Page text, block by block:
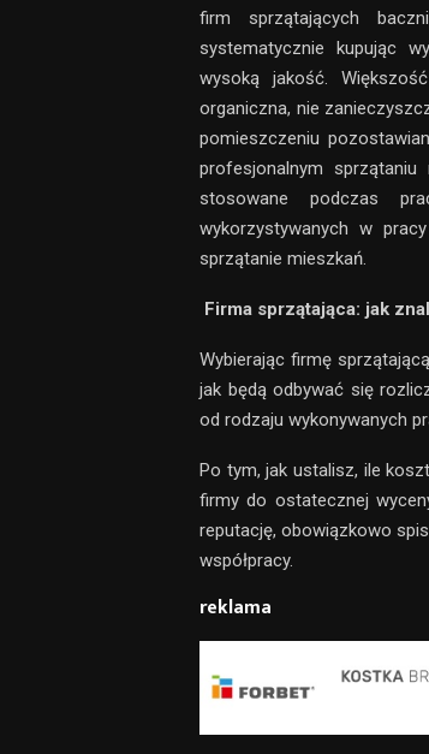
firm sprzątających
systematycznie kupując
wysoką jakość.
organiczna, nie
pomieszczeniu
profesjonalnym
stosowane podczas
wykorzystywanych w
sprzątanie mieszkań.
Firma sprzątająca: jak
Wybierając firmę
jak będą odbywać się
od rodzaju wykonywanych
Po tym, jak ustalisz, ile
firmy do ostatecznej
reputację, obowiązkowo
współpracy.
reklama